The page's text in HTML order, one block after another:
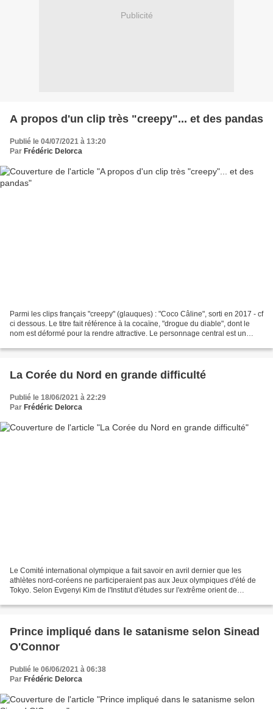
Publicité
A propos d'un clip très "creepy"... et des pandas
Publié le 04/07/2021 à 13:20
Par Frédéric Delorca
Parmi les clips français "creepy" (glauques) : "Coco Câline", sorti en 2017 - cf
ci dessous. Le titre fait référence à la cocaïne, "drogue du diable", dont le
nom est déformé pour la rendre attractive. Le personnage central est un
La Corée du Nord en grande difficulté
Publié le 18/06/2021 à 22:29
Par Frédéric Delorca
Le Comité international olympique a fait savoir en avril dernier que les
athlètes nord-coréens ne participeraient pas aux Jeux olympiques d'été de
Tokyo. Selon Evgenyi Kim de l'Institut d'études sur l'extrême orient de
Prince impliqué dans le satanisme selon Sinead
O'Connor
Publié le 06/06/2021 à 06:38
Par Frédéric Delorca